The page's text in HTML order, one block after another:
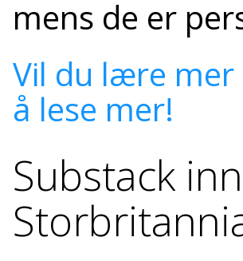
mens de er
Vil du lære mer
å lese mer!
Substack